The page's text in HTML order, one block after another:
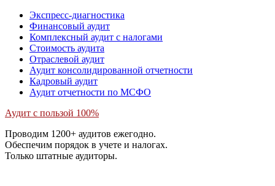
Экспресс-диагностика
Финансовый аудит
Комплексный аудит с налогами
Стоимость аудита
Отраслевой аудит
Аудит консолидированной отчетности
Кадровый аудит
Аудит отчетности по МСФО
Аудит с пользой 100%
Проводим 1200+ аудитов ежегодно.
Обеспечим порядок в учете и налогах.
Только штатные аудиторы.